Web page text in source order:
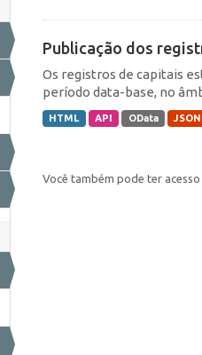
Publicação dos
Os registros de capitais
período data-base, no
HTML API OData JSON
Você também pode ter